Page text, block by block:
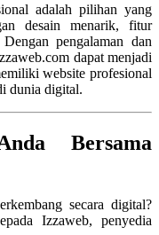
adalah pilihan yang
desain menarik, fitur
pengalaman dan
dapat menjadi
website profesional
dunia digital.
Bersama
secara digital?
Izzaweb, penyedia